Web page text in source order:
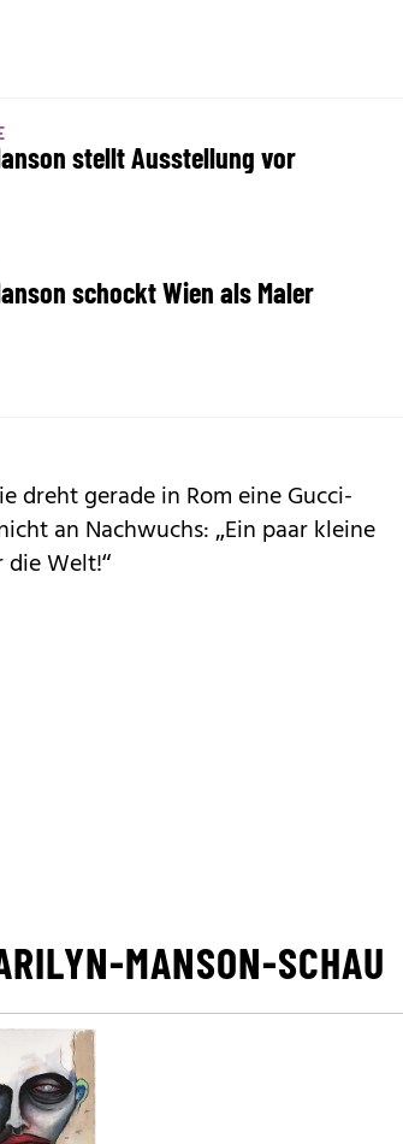
stellt Ausstellung vor
schockt Wien als Maler
dreht gerade in Rom eine Gucci-
an Nachwuchs: „Ein paar kleine
Welt!“
MANSON-SCHAU